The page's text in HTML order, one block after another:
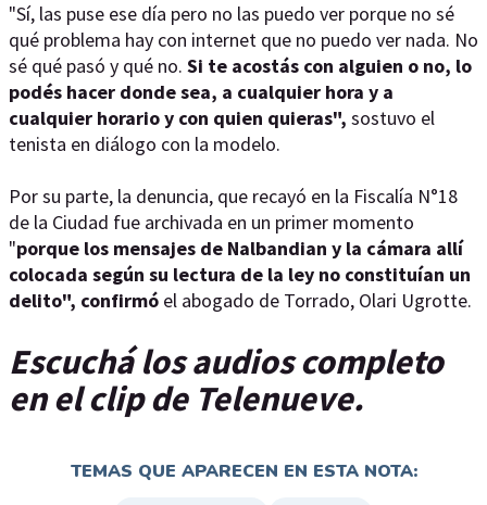
"Sí, las puse ese día pero no las puedo ver porque no sé
qué problema hay con internet que no puedo ver nada. No
sé qué pasó y qué no. Si te acostás con alguien o no, lo
podés hacer donde sea, a cualquier hora y a
cualquier horario y con quien quieras", sostuvo el
tenista en diálogo con la modelo.
Por su parte, la denuncia, que recayó en la Fiscalía N°18
de la Ciudad fue archivada en un primer momento
"porque los mensajes de Nalbandian y la cámara allí
colocada según su lectura de la ley no constituían un
delito", confirmó el abogado de Torrado, Olari Ugrotte.
Escuchá los audios completo
en el clip de Telenueve.
TEMAS QUE APARECEN EN ESTA NOTA: